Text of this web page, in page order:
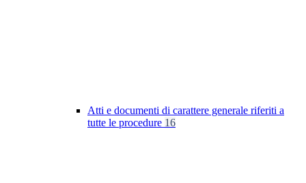
Atti e documenti di carattere generale riferiti a
tutte le procedure 16